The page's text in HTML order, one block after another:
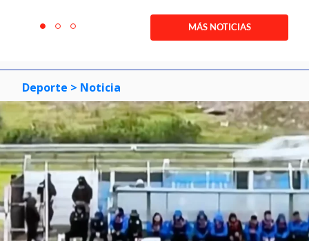
itemitemitem
MÁS NOTICIAS
Deporte > Noticia